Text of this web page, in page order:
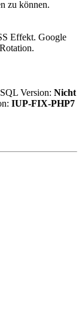
zu können.
Effekt. Google
Version: Nicht
IUP-FIX-PHP7